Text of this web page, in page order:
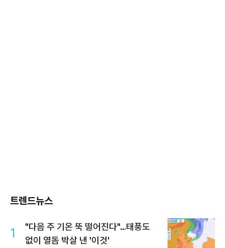
트렌드뉴스
1
"다음 주 기온 뚝 떨어진다"…태풍도
없이 열돔 박살 낸 '이것'